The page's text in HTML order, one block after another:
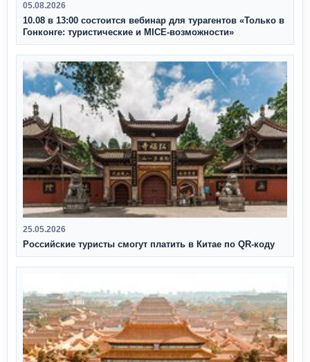
05.08.2026
10.08 в 13:00 состоится вебинар для турагентов «Только в
Гонконге: туристические и MICE-возможности»
25.05.2026
Российские туристы смогут платить в Китае по QR‑коду